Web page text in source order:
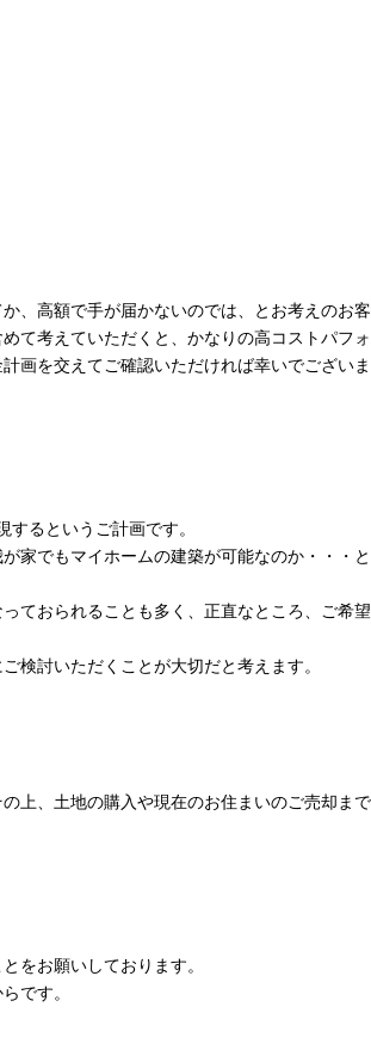
高額で手が届かないのでは、とお考えのお
て考えていただくと、かなりの高コストパフ
画を交えてご確認いただければ幸いでござい
るというご計画です。
家でもマイホームの建築が可能なのか・・・
ておられることも多く、正直なところ、ご希
検討いただくことが大切だと考えます。
上、土地の購入や現在のお住まいのご売却ま
をお願いしております。
です。